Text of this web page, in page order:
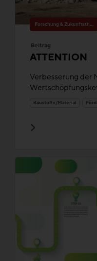
Forschung & Zukunftsthemen
Beitrag
ATTENTION
Verbesserung der
Baustoffe/Material